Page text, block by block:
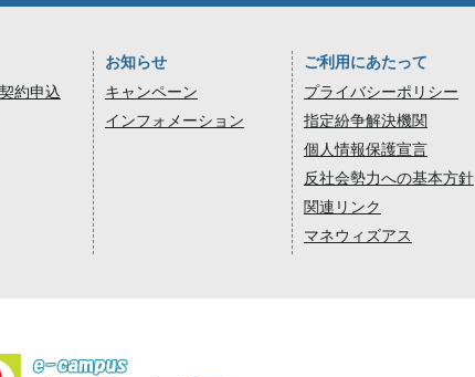
約申込
お知らせ
キャンペーン
インフォメーション
ご利用にあたって
プライバシーポリシー
指定紛争解決機関
個人情報保護宣言
反社会勢力への基本方針
関連リンク
マネウィズアス